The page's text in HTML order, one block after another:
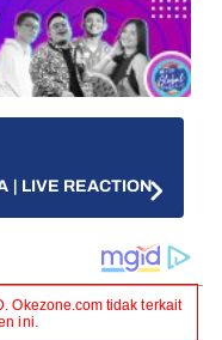
| LIVE REACTION